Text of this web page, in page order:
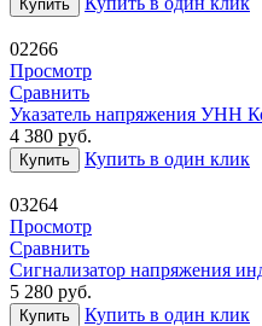
Купить
02266
Просмотр
Сравнить
Указатель напряжения УНН
4 380 руб.
Купить Купить в один клик
03264
Просмотр
Сравнить
Сигнализатор напряжения
5 280 руб.
Купить Купить в один клик